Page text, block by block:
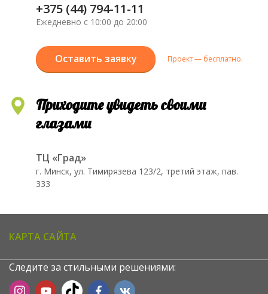
+375 (44) 794-11-11
Ежедневно с 10:00 до 20:00
Оставить заявку Проект — бесплатно.
Приходите увидеть своими
глазами
ТЦ «Град»
г. Минск, ул. Тимирязева 123/2, третий этаж, пав.
333
КАРТА САЙТА
Следите за стильными решениями: